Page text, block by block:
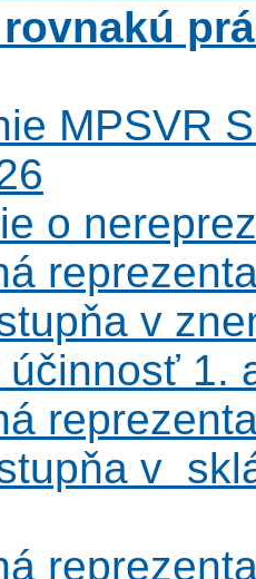
MPSVR
o
v
účinnosť 1.
v